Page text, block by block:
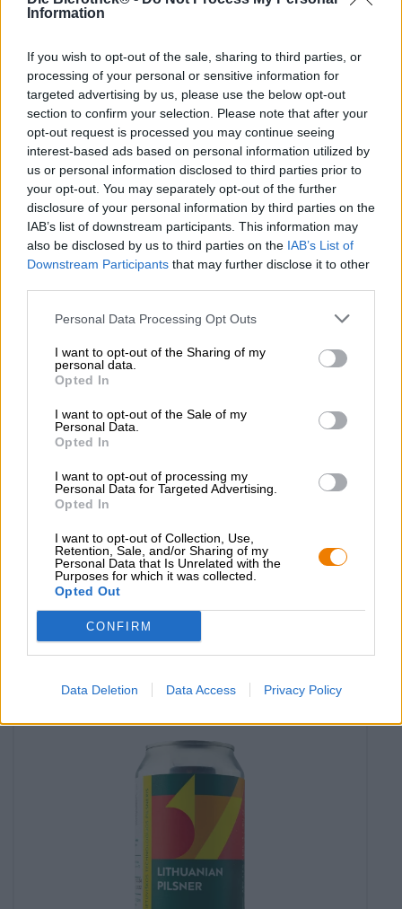
Information
If you wish to opt-out of the sale, sharing to third parties, or
processing of your personal or sensitive information for
targeted advertising by us, please use the below opt-out
section to confirm your selection. Please note that after your
opt-out request is processed you may continue seeing
interest-based ads based on personal information utilized by
us or personal information disclosed to third parties prior to
your opt-out. You may separately opt-out of the further
disclosure of your personal information by third parties on the
IAB’s list of downstream participants. This information may
also be disclosed by us to third parties on the IAB’s List of
Downstream Participants that may further disclose it to other
Personal Data Processing Opt Outs
I want to opt-out of the Sharing of my
personal data.
Opted In
I want to opt-out of the Sale of my
Personal Data.
Opted In
I want to opt-out of processing my
Personal Data for Targeted Advertising.
Opted In
I want to opt-out of Collection, Use,
Retention, Sale, and/or Sharing of my
Personal Data that Is Unrelated with the
Purposes for which it was collected.
Opted Out
CONFIRM
Data Deletion Data Access Privacy Policy
Andere stijlen
yerba mate lemonade
Sakiskiu Alus
€ 3,89
EINWEG
0,33 L KAN - € 11,79 / LTR
Uitverkocht
Zure bieren | Fruit-, kruiden- en specerijenbieren
gose with raspberries
€ 5,29
EINWEG
0,33 L KAN - € 16,03 / LTR